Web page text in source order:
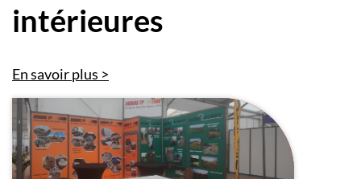
intérieures
En savoir plus